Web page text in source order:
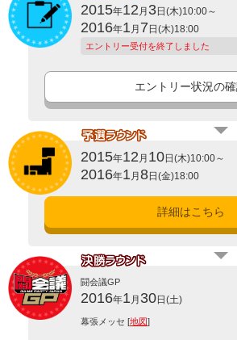
2015年12 月 3日(木)10:00～
2016年1 月 7 日(木)18:00
エントリー受付を終了しました
エントリー状況の
2015年12 月 10日(木)10:00～
2016年1 月8日(金)18:00
詳細はこちら
闘会議GP
2016年1 月 30日(土)
幕張メッセ [地図]